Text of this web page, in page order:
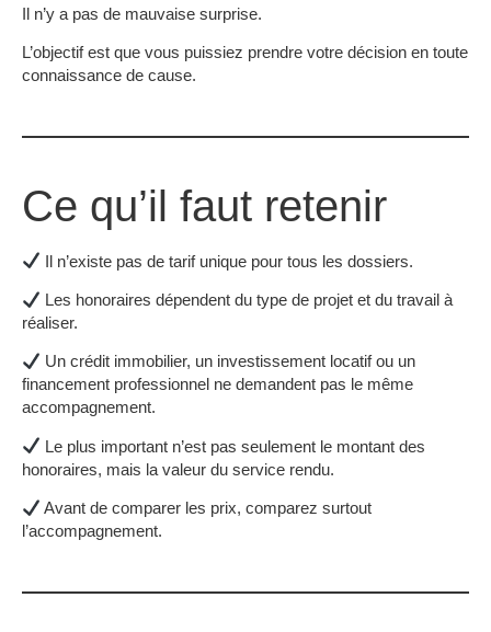
Il n’y a pas de mauvaise surprise.
L’objectif est que vous puissiez prendre votre décision en toute
connaissance de cause.
Ce qu’il faut retenir
Il n’existe pas de tarif unique pour tous les dossiers.
Les honoraires dépendent du type de projet et du travail à
réaliser.
Un crédit immobilier, un investissement locatif ou un
financement professionnel ne demandent pas le même
accompagnement.
Le plus important n’est pas seulement le montant des
honoraires, mais la valeur du service rendu.
Avant de comparer les prix, comparez surtout
l’accompagnement.